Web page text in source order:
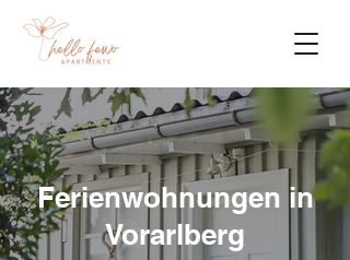
Ferienwohnungen in
Vorarlberg